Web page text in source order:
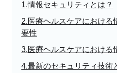
1.情報セキュリティとは？
2.医療ヘルスケアにおける
要性
3.医療ヘルスケアにおける
4.最新のセキュリティ技術